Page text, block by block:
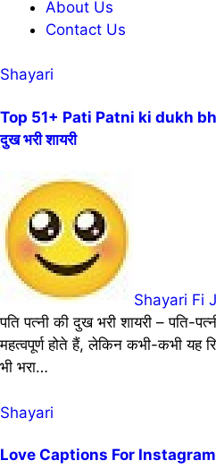
About Us
Contact Us
Shayari
Top 51+ Pati Patni ki dukh
दुख भरी शायरी
Shayari Fi
पति पत्नी की दुख भरी शायरी – पति-पत्नी के रिश्ते में प्यार और भरोसा सबसे
महत्वपूर्ण होते हैं, लेकिन कभी-कभी यह
भी भरा…
Shayari
Love Captions For